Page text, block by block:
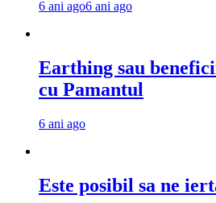
6 ani ago6 ani ago
Earthing sau
cu Pamantul
6 ani ago
Este posibil sa ne